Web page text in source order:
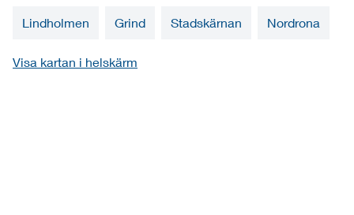
Lindholmen Grind Stadskärnan Nordrona
Visa kartan i helskärm